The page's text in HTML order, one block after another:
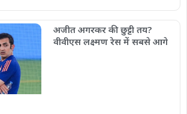
अजीत अगरकर की छुट्टी तय?
वीवीएस लक्ष्मण रेस में सबसे आगे